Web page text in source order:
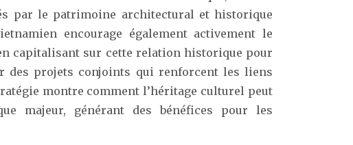
par le patrimoine architectural et historique
encourage également activement le
capitalisant sur cette relation historique pour
des projets conjoints qui renforcent les liens
montre comment l’héritage culturel peut
majeur, générant des bénéfices pour les